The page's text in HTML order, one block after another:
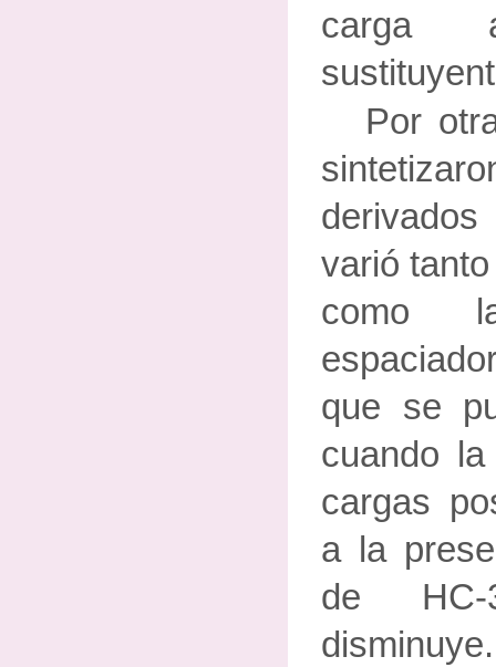
carga
Por
varió
como
que se
cuando
cargas
a la
de
disminuye.